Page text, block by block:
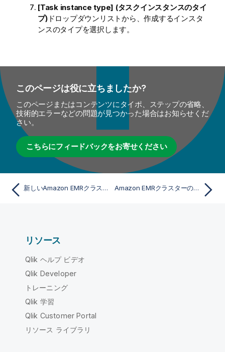
[Task instance type] (タスクインスタンスのタイ
プ)ドロップダウンリストから、作成するインスタ
ンスのタイプを選択します。
このページは役に立ちましたか?
このページまたはコンテンツにタイポ、ステップの省略、
技術的エラーなどの問題が見つかった場合はお知らせくだ
さい。
こちらにフィードバックをお寄せください
新しいAmazon EMRクラスターを開始する Amazon EMRクラスターのインスタンスグループをリスト表示する
リソース
Qlik ヘルプ ビデオ
Qlik Developer
トレーニング
Qlik 学習
Qlik Customer Portal
リソース ライブラリ